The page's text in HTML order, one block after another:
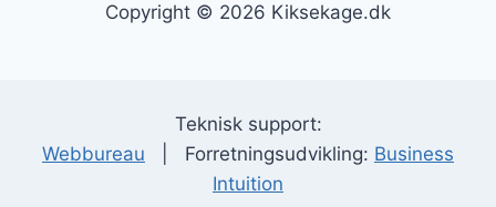
Copyright © 2026 Kiksekage.dk
Teknisk support:
Webbureau | Forretningsudvikling: Business
Intuition